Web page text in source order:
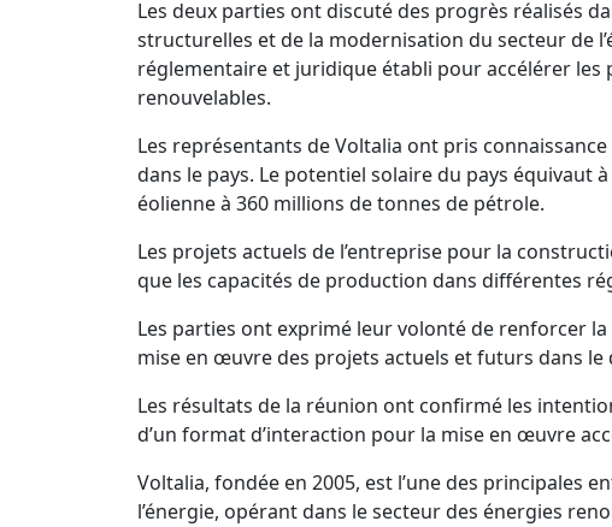
Les deux parties ont discuté des progrès réalisés
structurelles et de la modernisation du secteur de
réglementaire et juridique établi pour accélérer les
renouvelables.
Les représentants de Voltalia ont pris
dans le pays. Le potentiel solaire du pays équivaut
éolienne à 360 millions de tonnes de pétrole.
Les projets actuels de l’entreprise pour la
que les capacités de production dans différentes
Les parties ont exprimé leur volonté de renforcer
mise en œuvre des projets actuels et futurs dans le
Les résultats de la réunion ont confirmé les
d’un format d’interaction pour la mise en œuvre
Voltalia, fondée en 2005, est l’une des principales
l’énergie, opérant dans le secteur des énergies